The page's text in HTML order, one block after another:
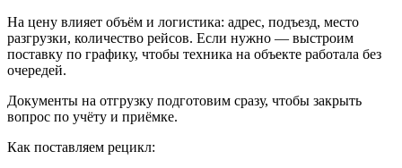
На цену влияет объём и логистика: адрес, подъезд, место
разгрузки, количество рейсов. Если нужно — выстроим
поставку по графику, чтобы техника на объекте работала без
очередей.
Документы на отгрузку подготовим сразу, чтобы закрыть
вопрос по учёту и приёмке.
Как поставляем рецикл: